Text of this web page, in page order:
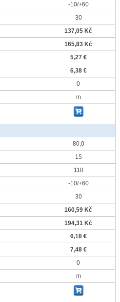
-10/+60
30
137,05 Kč
165,83 Kč
5,27 €
6,38 €
0
m
80,0
15
110
-10/+60
30
160,59 Kč
194,31 Kč
6,18 €
7,48 €
0
m